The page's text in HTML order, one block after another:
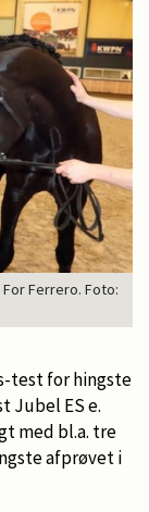
Ferrero. Foto:
test for hingste
Jubel ES e.
med bl.a. tre
afprøvet i